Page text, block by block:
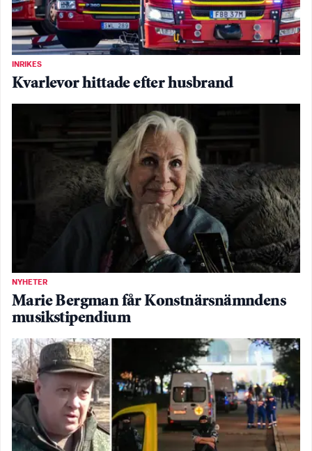
INRIKES
Kvarlevor hittade efter husbrand
NYHETER
Marie Bergman får Konstnärsnämndens
musikstipendium